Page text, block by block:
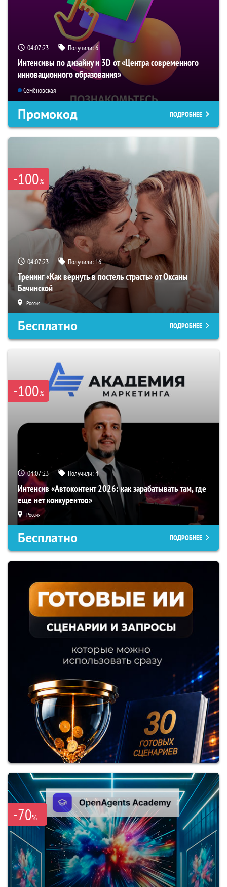
04:07:22 Получили:6
Интенсивы по дизайну и 3D от «Центра современного
инновационного образования»
Семёновская
Промокод ПОДРОБНЕЕ
-100%
04:07:22 Получили:16
Тренинг «Как вернуть в постель страсть» от Оксаны
Бачинской
Россия
Бесплатно ПОДРОБНЕЕ
-100%
04:07:22 Получили:4
Интенсив «Автоконтент 2026: как зарабатывать там, где
еще нет конкурентов»
Россия
Бесплатно ПОДРОБНЕЕ
-70%